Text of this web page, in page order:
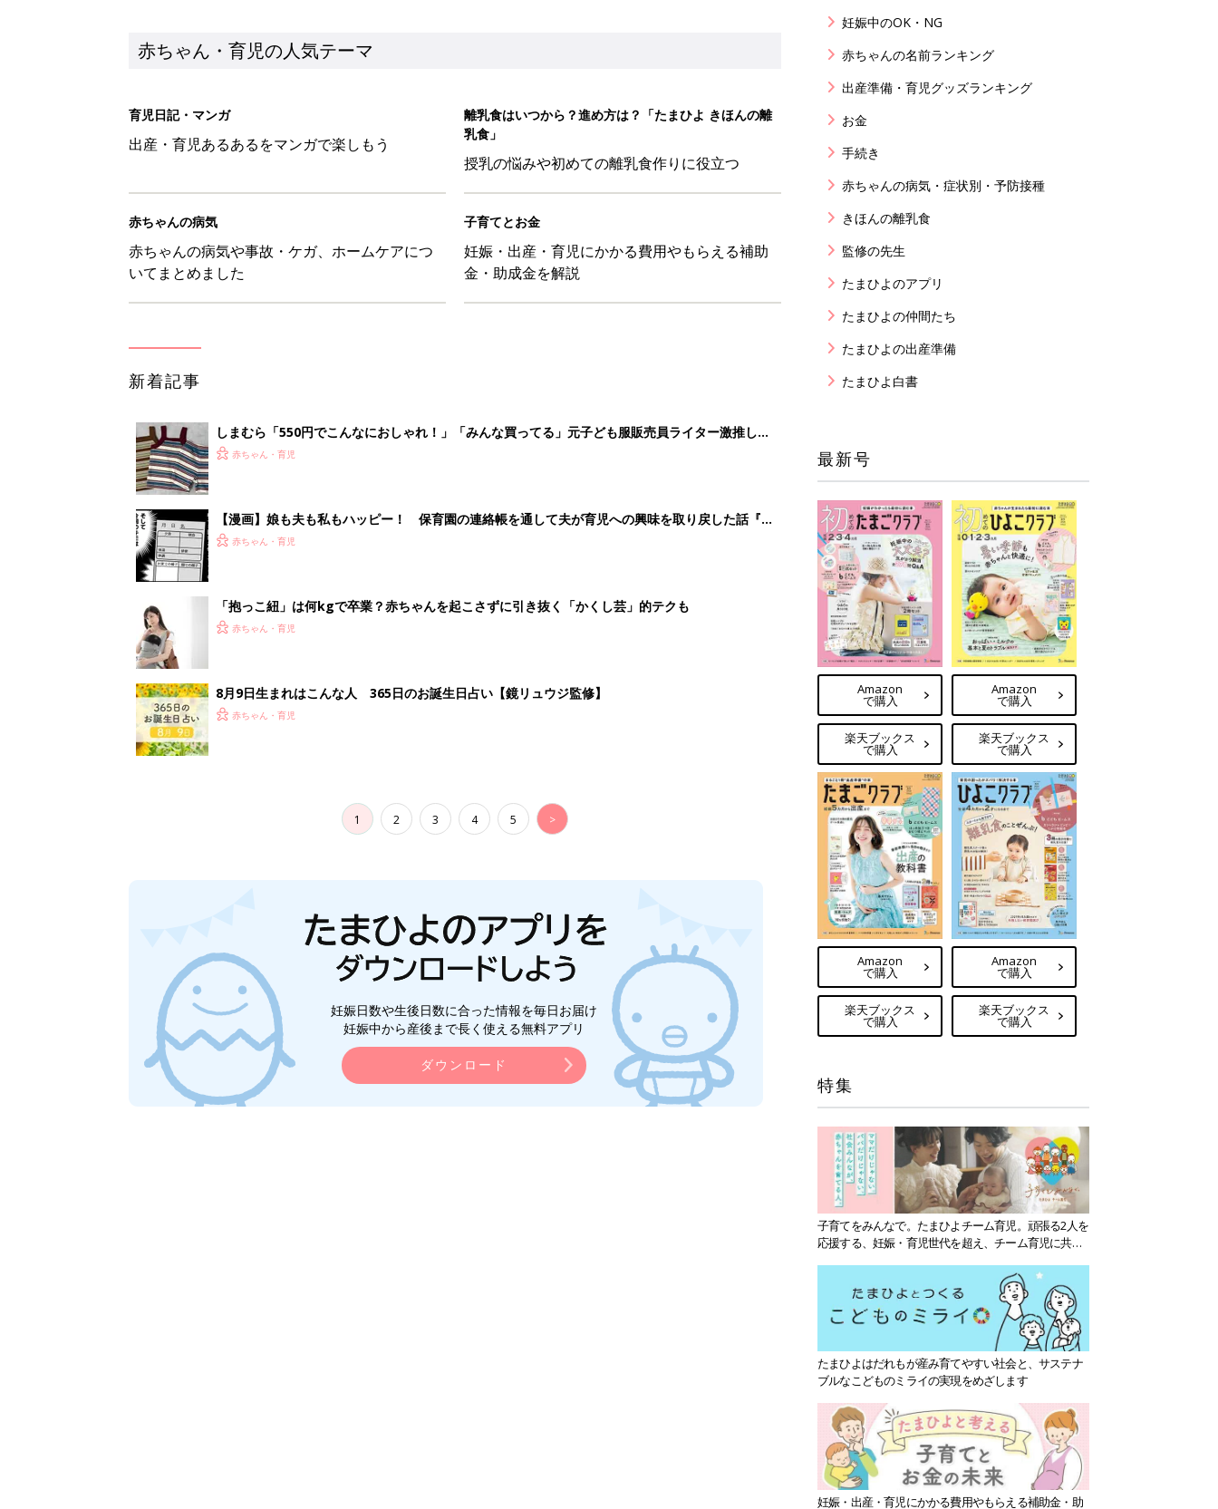
赤ちゃん・育児の人気テーマ
育児日記・マンガ
出産・育児あるあるをマンガで楽しもう
離乳食はいつから？進め方は？「たまひよ きほんの離
乳食」
授乳の悩みや初めての離乳食作りに役立つ
赤ちゃんの病気
赤ちゃんの病気や事故・ケガ、ホームケアにつ
いてまとめました
子育てとお金
妊娠・出産・育児にかかる費用やもらえる補助
金・助成金を解説
新着記事
しまむら「550円でこんなにおしゃれ！」「みんな買ってる」元子ども服販売員ライター激推し★
夏のバズりトップス4選
赤ちゃん・育児
【漫画】娘も夫も私もハッピー！ 保育園の連絡帳を通して夫が育児への興味を取り戻した話『ふ
うふう子育て ＃92』
赤ちゃん・育児
「抱っこ紐」は何kgで卒業？赤ちゃんを起こさずに引き抜く「かくし芸」的テクも
赤ちゃん・育児
8月9日生まれはこんな人 365日のお誕生日占い【鏡リュウジ監修】
赤ちゃん・育児
1 2 3 4 5 >
妊娠日数や生後日数に合った情報を毎日お届け
妊娠中から産後まで長く使える無料アプリ
ダウンロード
妊娠中のOK・NG
赤ちゃんの名前ランキング
出産準備・育児グッズランキング
お金
手続き
赤ちゃんの病気・症状別・予防接種
きほんの離乳食
監修の先生
たまひよのアプリ
たまひよの仲間たち
たまひよの出産準備
たまひよ白書
最新号
Amazon
で購入
楽天ブックス
で購入
Amazon
で購入
楽天ブックス
で購入
Amazon
で購入
楽天ブックス
で購入
Amazon
で購入
楽天ブックス
で購入
特集
子育てをみんなで。たまひよチーム育児。頑張る2人を
応援する、妊娠・育児世代を超え、チーム育児に共感
たまひよはだれもが産み育てやすい社会と、サステナ
ブルなこどものミライの実現をめざします
妊娠・出産・育児にかかる費用やもらえる補助金・助